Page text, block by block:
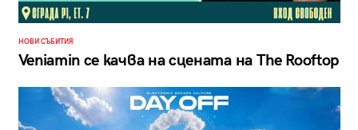
НОВИ СЪБИТИЯ
Veniamin се качва на сцената на The Rooftop